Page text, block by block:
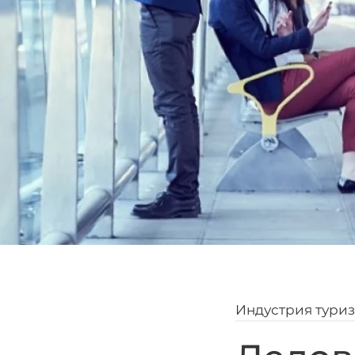
Индустрия